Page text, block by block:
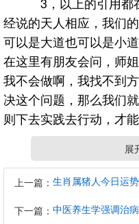
经说的天人相应，我们
可以是大道也可以是小
在这里有朋友会问，师
我不会做啊，我找不到
决这个问题，那么我们
则下去实践去行动，才
为，这个方式方法其实
长，某种客观因素的限
道，请大家理解，在以
道，在一定的规则法则
展
上一篇：
下一篇：